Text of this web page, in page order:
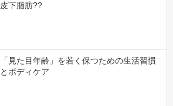
皮下脂肪??
「見た目年齢」を若く保つための生活習慣
とボディケア